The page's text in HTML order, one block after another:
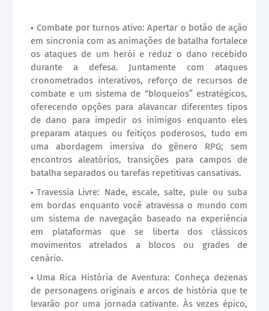
Combate por turnos ativo: Apertar o botão de ação
em sincronia com as animações de batalha fortalece
os ataques de um herói e reduz o dano recebido
durante a defesa. Juntamente com ataques
cronometrados interativos, reforço de recursos de
combate e um sistema de “bloqueios” estratégicos,
oferecendo opções para alavancar diferentes tipos
de dano para impedir os inimigos enquanto eles
preparam ataques ou feitiços poderosos, tudo em
uma abordagem imersiva do gênero RPG; sem
encontros aleatórios, transições para campos de
batalha separados ou tarefas repetitivas cansativas.
Travessia Livre: Nade, escale, salte, pule ou suba
em bordas enquanto você atravessa o mundo com
um sistema de navegação baseado na experiência
em plataformas que se liberta dos clássicos
movimentos atrelados a blocos ou grades de
cenário.
Uma Rica História de Aventura: Conheça dezenas
de personagens originais e arcos de história que te
levarão por uma jornada cativante. Às vezes épico,